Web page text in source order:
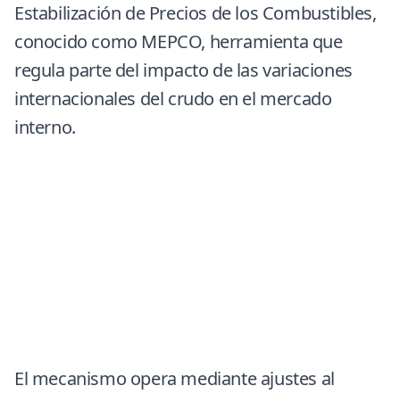
Estabilización de Precios de los Combustibles,
conocido como MEPCO, herramienta que
regula parte del impacto de las variaciones
internacionales del crudo en el mercado
interno.
El mecanismo opera mediante ajustes al